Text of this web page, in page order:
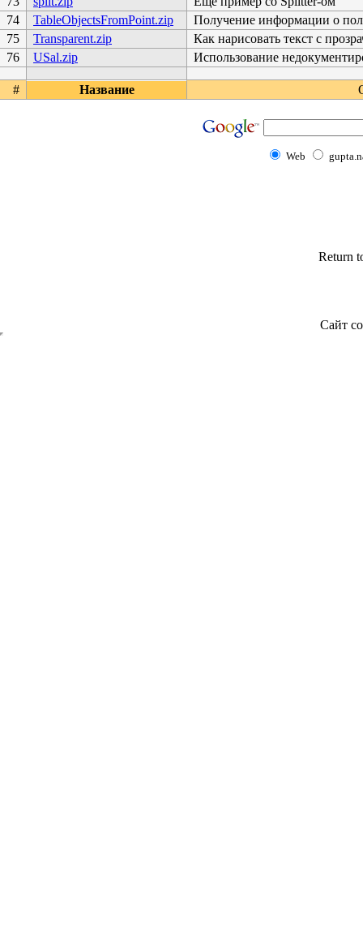
74
TableObjectsFromPoint.zip
Получение информации о
75
Transparent.zip
Как нарисовать текст с
76
USal.zip Использование
# Название
Web
Return
Сайт